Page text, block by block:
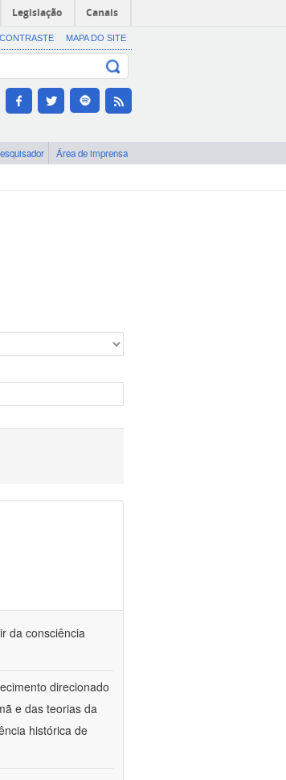
Legislação Canais
MAPA DO SITE
Área de imprensa
da consciência
direcionado
e das teorias da
histórica de